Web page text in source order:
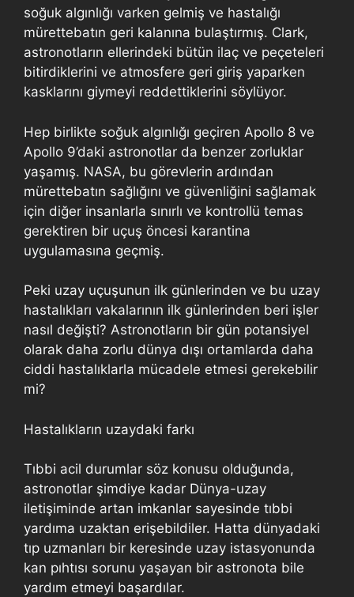
soğuk algınlığı varken gelmiş ve hastalığı
mürettebatın geri kalanına bulaştırmış. Clark,
astronotların ellerindeki bütün ilaç ve peçeteleri
bitirdiklerini ve atmosfere geri giriş yaparken
kasklarını giymeyi reddettiklerini söylüyor.
Hep birlikte soğuk algınlığı geçiren Apollo 8 ve
Apollo 9’daki astronotlar da benzer zorluklar
yaşamış. NASA, bu görevlerin ardından
mürettebatın sağlığını ve güvenliğini sağlamak
için diğer insanlarla sınırlı ve kontrollü temas
gerektiren bir uçuş öncesi karantina
uygulamasına geçmiş.
Peki uzay uçuşunun ilk günlerinden ve bu uzay
hastalıkları vakalarının ilk günlerinden beri işler
nasıl değişti? Astronotların bir gün potansiyel
olarak daha zorlu dünya dışı ortamlarda daha
ciddi hastalıklarla mücadele etmesi gerekebilir
mi?
Hastalıkların uzaydaki farkı
Tıbbi acil durumlar söz konusu olduğunda,
astronotlar şimdiye kadar Dünya-uzay
iletişiminde artan imkanlar sayesinde tıbbi
yardıma uzaktan erişebildiler. Hatta dünyadaki
tıp uzmanları bir keresinde uzay istasyonunda
kan pıhtısı sorunu yaşayan bir astronota bile
yardım etmeyi başardılar.